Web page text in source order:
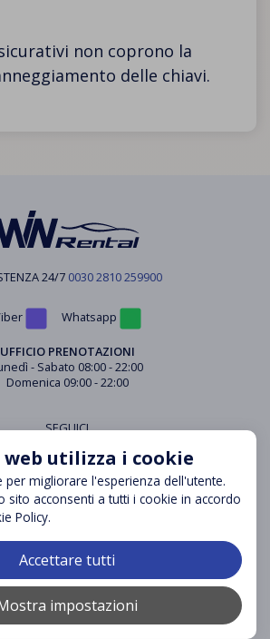
non coprono la
delle chiavi.
DI SUPPORTO
Communicazione
Domande frequenti
Termini di noleggio
di Cancellazione
sulla Privacy
24/7 0030 2810 259900
Whatsapp
UFFICIO PRENOTAZIONI
- Sabato 08:00 - 22:00
Domenica 09:00 - 22:00
SEGUICI
utilizza i cookie
per migliorare l'esperienza dell'utente.
sito acconsenti a tutti i cookie in accordo
Policy.
Accettare tutti
impostazioni